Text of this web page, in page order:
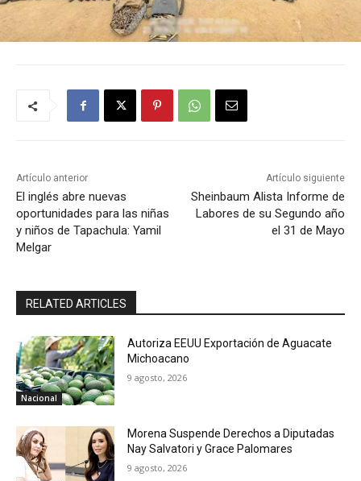
Artículo anterior
El inglés abre nuevas
oportunidades para las niñas
y niños de Tapachula: Yamil
Melgar
Artículo siguiente
Sheinbaum Alista Informe de
Labores de su Segundo año
el 31 de Mayo
RELATED ARTICLES
Nacional
Autoriza EEUU Exportación de Aguacate
Michoacano
9 agosto, 2026
Morena Suspende Derechos a Diputadas
Nay Salvatori y Grace Palomares
9 agosto, 2026